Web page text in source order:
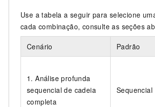
Use a tabela a seguir para selecione
cada combinação, consulte as seções
Cenário Padrão
1. Análise profunda
sequencial de cadeia
completa
Sequencial